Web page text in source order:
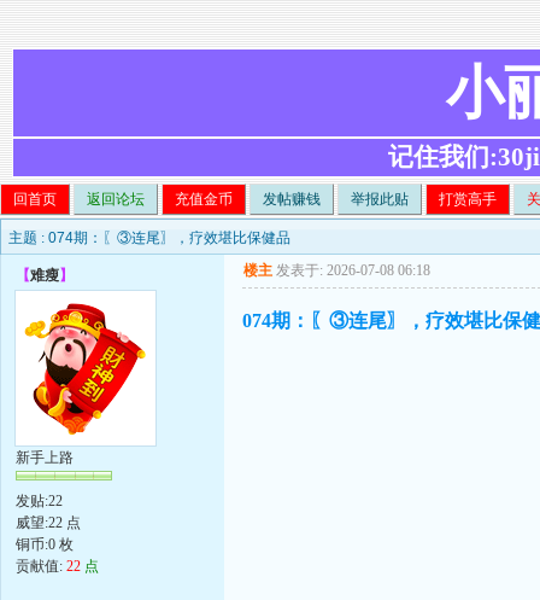
小
记住我们
回首页 返回论坛 充值金币 发帖赚钱 举报此贴 打赏高手
主题 : 074期：〖③连尾〗，疗效堪比保健品
【难瘦】
新手上路
发贴:22
威望:22 点
铜币:0 枚
贡献值: 22 点
楼主 发表于: 2026-07-08 06:18
074期：〖③连尾〗，疗效堪比保